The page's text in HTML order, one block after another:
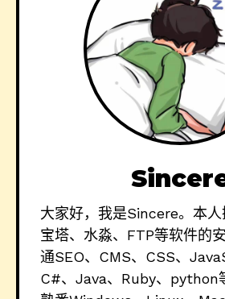
大家好，我是Sincere。本人
宝塔、水淼、FTP等软件的
通SEO、CMS、CSS、
C#、Java、Ruby、python